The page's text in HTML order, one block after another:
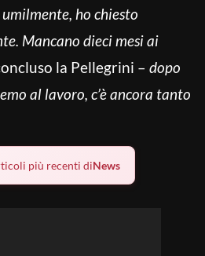
ho chiesto
Mancano dieci mesi ai
la Pellegrini – dopo
al lavoro, c’è ancora tanto
più recenti diNews